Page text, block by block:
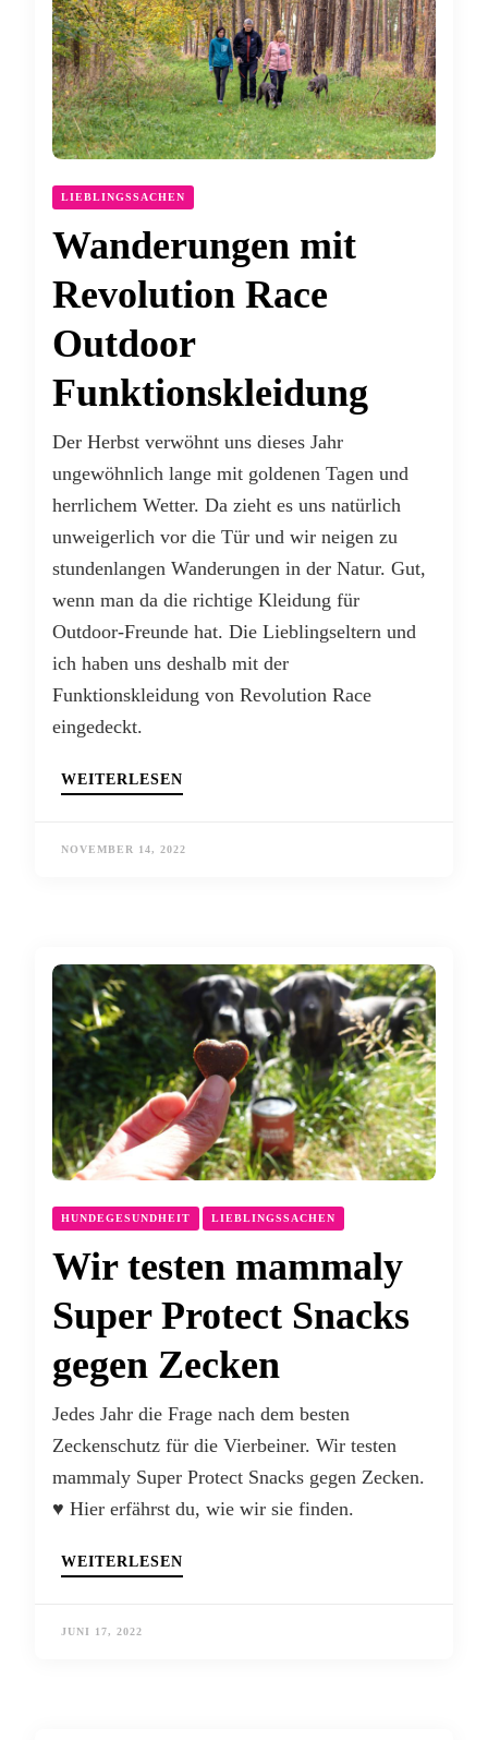
LIEBLINGSSACHEN
Wanderungen mit
Revolution Race
Outdoor
Funktionskleidung
Der Herbst verwöhnt uns dieses Jahr
ungewöhnlich lange mit goldenen Tagen und
herrlichem Wetter. Da zieht es uns natürlich
unweigerlich vor die Tür und wir neigen zu
stundenlangen Wanderungen in der Natur. Gut,
wenn man da die richtige Kleidung für
Outdoor-Freunde hat. Die Lieblingseltern und
ich haben uns deshalb mit der
Funktionskleidung von Revolution Race
eingedeckt.
WEITERLESEN
NOVEMBER 14, 2022
HUNDEGESUNDHEIT LIEBLINGSSACHEN
Wir testen mammaly
Super Protect Snacks
gegen Zecken
Jedes Jahr die Frage nach dem besten
Zeckenschutz für die Vierbeiner. Wir testen
mammaly Super Protect Snacks gegen Zecken.
♥ Hier erfährst du, wie wir sie finden.
WEITERLESEN
JUNI 17, 2022